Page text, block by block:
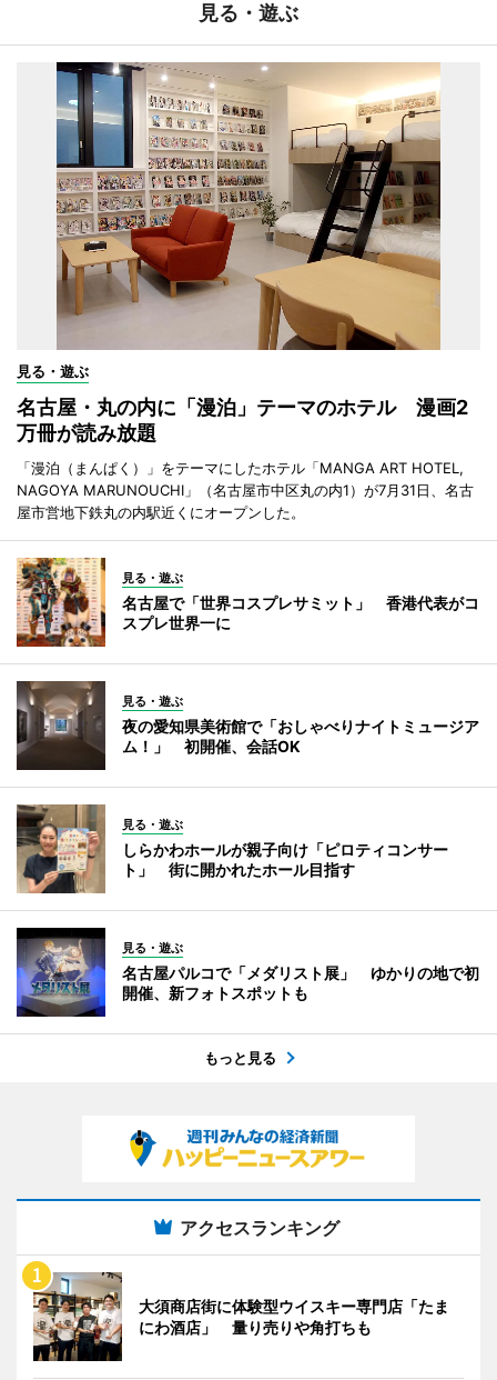
見る・遊ぶ
見る・遊ぶ
名古屋・丸の内に「漫泊」テーマのホテル 漫画2
万冊が読み放題
「漫泊（まんぱく）」をテーマにしたホテル「MANGA ART HOTEL,
NAGOYA MARUNOUCHI」（名古屋市中区丸の内1）が7月31日、名古
屋市営地下鉄丸の内駅近くにオープンした。
見る・遊ぶ
名古屋で「世界コスプレサミット」 香港代表がコ
スプレ世界一に
見る・遊ぶ
夜の愛知県美術館で「おしゃべりナイトミュージア
ム！」 初開催、会話OK
見る・遊ぶ
しらかわホールが親子向け「ピロティコンサー
ト」 街に開かれたホール目指す
見る・遊ぶ
名古屋パルコで「メダリスト展」 ゆかりの地で初
開催、新フォトスポットも
もっと見る
アクセスランキング
大須商店街に体験型ウイスキー専門店「たま
にわ酒店」 量り売りや角打ちも